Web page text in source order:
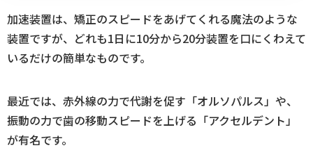
加速装置は、矯正のスピードをあげてくれる魔法のような
装置ですが、どれも1日に10分から20分装置を口にくわえて
いるだけの簡単なものです。
最近では、赤外線の力で代謝を促す「オルソパルス」や、
振動の力で歯の移動スピードを上げる「アクセルデント」
が有名です。